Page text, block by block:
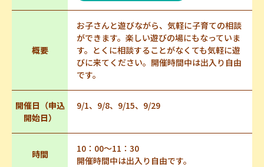
概要
お子さんと遊びながら、気軽に子育ての相談
ができます。楽しい遊びの場にもなっていま
す。とくに相談することがなくても気軽に遊
びに来てください。開催時間中は出入り自由
です。
開催日（申込
開始日）
9/1、9/8、9/15、9/29
時間
10：00～11：30
開催時間中は出入り自由です。